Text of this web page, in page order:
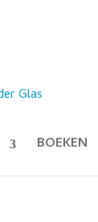
BOEKEN